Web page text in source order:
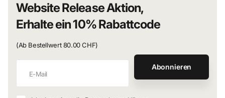
Website Release Aktion,
Erhalte ein 10% Rabattcode
(Ab Bestellwert 80.00 CHF)
Abonnieren